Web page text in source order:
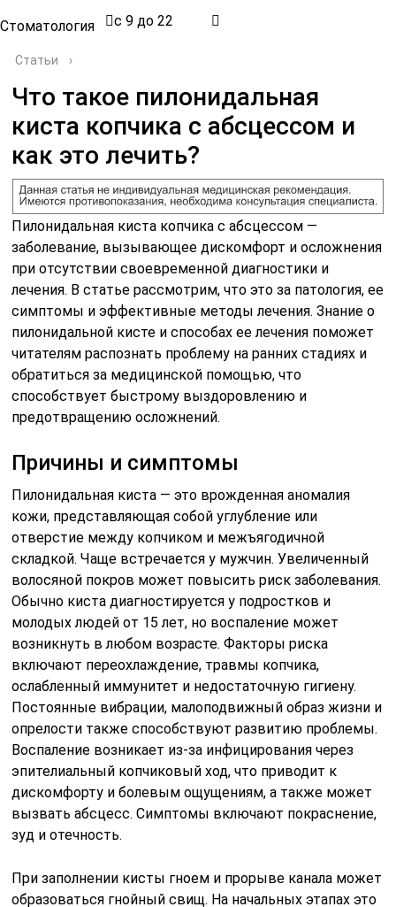
Стоматология с 9 до 22
Статьи ›
Что такое пилонидальная
киста копчика с абсцессом и
как это лечить?
Пилонидальная киста копчика с абсцессом —
заболевание, вызывающее дискомфорт и осложнения
при отсутствии своевременной диагностики и
лечения. В статье рассмотрим, что это за патология, ее
симптомы и эффективные методы лечения. Знание о
пилонидальной кисте и способах ее лечения поможет
читателям распознать проблему на ранних стадиях и
обратиться за медицинской помощью, что
способствует быстрому выздоровлению и
предотвращению осложнений.
Причины и симптомы
Пилонидальная киста — это врожденная аномалия
кожи, представляющая собой углубление или
отверстие между копчиком и межъягодичной
складкой. Чаще встречается у мужчин. Увеличенный
волосяной покров может повысить риск заболевания.
Обычно киста диагностируется у подростков и
молодых людей от 15 лет, но воспаление может
возникнуть в любом возрасте. Факторы риска
включают переохлаждение, травмы копчика,
ослабленный иммунитет и недостаточную гигиену.
Постоянные вибрации, малоподвижный образ жизни и
опрелости также способствуют развитию проблемы.
Воспаление возникает из-за инфицирования через
эпителиальный копчиковый ход, что приводит к
дискомфорту и болевым ощущениям, а также может
вызвать абсцесс. Симптомы включают покраснение,
зуд и отечность.
При заполнении кисты гноем и прорыве канала может
образоваться гнойный свищ. На начальных этапах это